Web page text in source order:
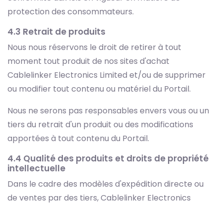
protection des consommateurs.
4.3 Retrait de produits
Nous nous réservons le droit de retirer à tout
moment tout produit de nos sites d'achat
Cablelinker Electronics Limited et/ou de supprimer
ou modifier tout contenu ou matériel du Portail.
Nous ne serons pas responsables envers vous ou un
tiers du retrait d'un produit ou des modifications
apportées à tout contenu du Portail.
4.4 Qualité des produits et droits de propriété
intellectuelle
Dans le cadre des modèles d'expédition directe ou
de ventes par des tiers, Cablelinker Electronics